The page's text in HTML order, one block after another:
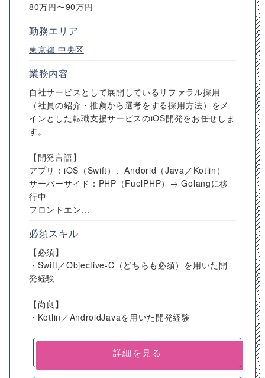
80万円〜90万円
勤務エリア
東京都 中央区
業務内容
自社サービスとして展開しているリファラル採用
（社員の紹介・推薦から選考をする採用方法）をメ
インとした転職支援サービスのiOS開発をお任せしま
す。
【開発言語】
アプリ：iOS（Swift）、Andorid（Java／Kotlin）
サーバーサイド：PHP（FuelPHP）→ Golangに移
行中
フロントエン...
必須スキル
【必須】
・Swift／Objective-C（どちらも必須）を用いた開
発経験
【尚良】
・Kotlin／AndroidJavaを用いた開発経験
詳細を見る